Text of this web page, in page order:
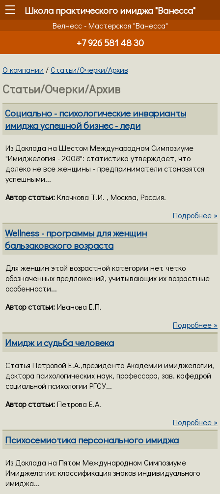
Школа практического имиджа "Ванесса"
Велнесс - Мастерская "Ванесса"
+7 926 581 48 30
О компании /Статьи/Очерки/Архив
Статьи/Очерки/Архив
Социально - психологические инварианты
имиджа успешной бизнес - леди
Из Доклада на Шестом Международном Симпозиуме
"Имиджелогия - 2008": статистика утверждает, что
далеко не все женщины - предприниматели становятся
успешными...
Автор статьи:Клочкова Т.И. , Москва, Россия.
Подробнее »
Wellness - программы для женщин
бальзаковского возраста
Для женщин этой возрастной категории нет четко
обозначенных предложений, учитывающих их возрастные
особенности...
Автор статьи:Иванова Е.П.
Подробнее »
Имидж и судьба человека
Статья Петровой Е.А.,президента Академии имиджелогии,
доктора психологических наук, профессора, зав. кафедрой
социальной психологии РГСУ...
Автор статьи:Петрова Е.А.
Подробнее »
Психосемиотика персонального имиджа
Из Доклада на Пятом Международном Симпозиуме
Имиджелогии: классификация знаков индивидуального
имиджа...